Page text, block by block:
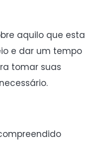
aquilo que esta
e dar um tempo
tomar suas